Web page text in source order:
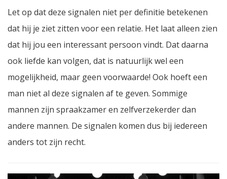
Let op dat deze signalen niet per definitie betekenen
dat hij je ziet zitten voor een relatie. Het laat alleen zien
dat hij jou een interessant persoon vindt. Dat daarna
ook liefde kan volgen, dat is natuurlijk wel een
mogelijkheid, maar geen voorwaarde! Ook hoeft een
man niet al deze signalen af te geven. Sommige
mannen zijn spraakzamer en zelfverzekerder dan
andere mannen. De signalen komen dus bij iedereen
anders tot zijn recht.